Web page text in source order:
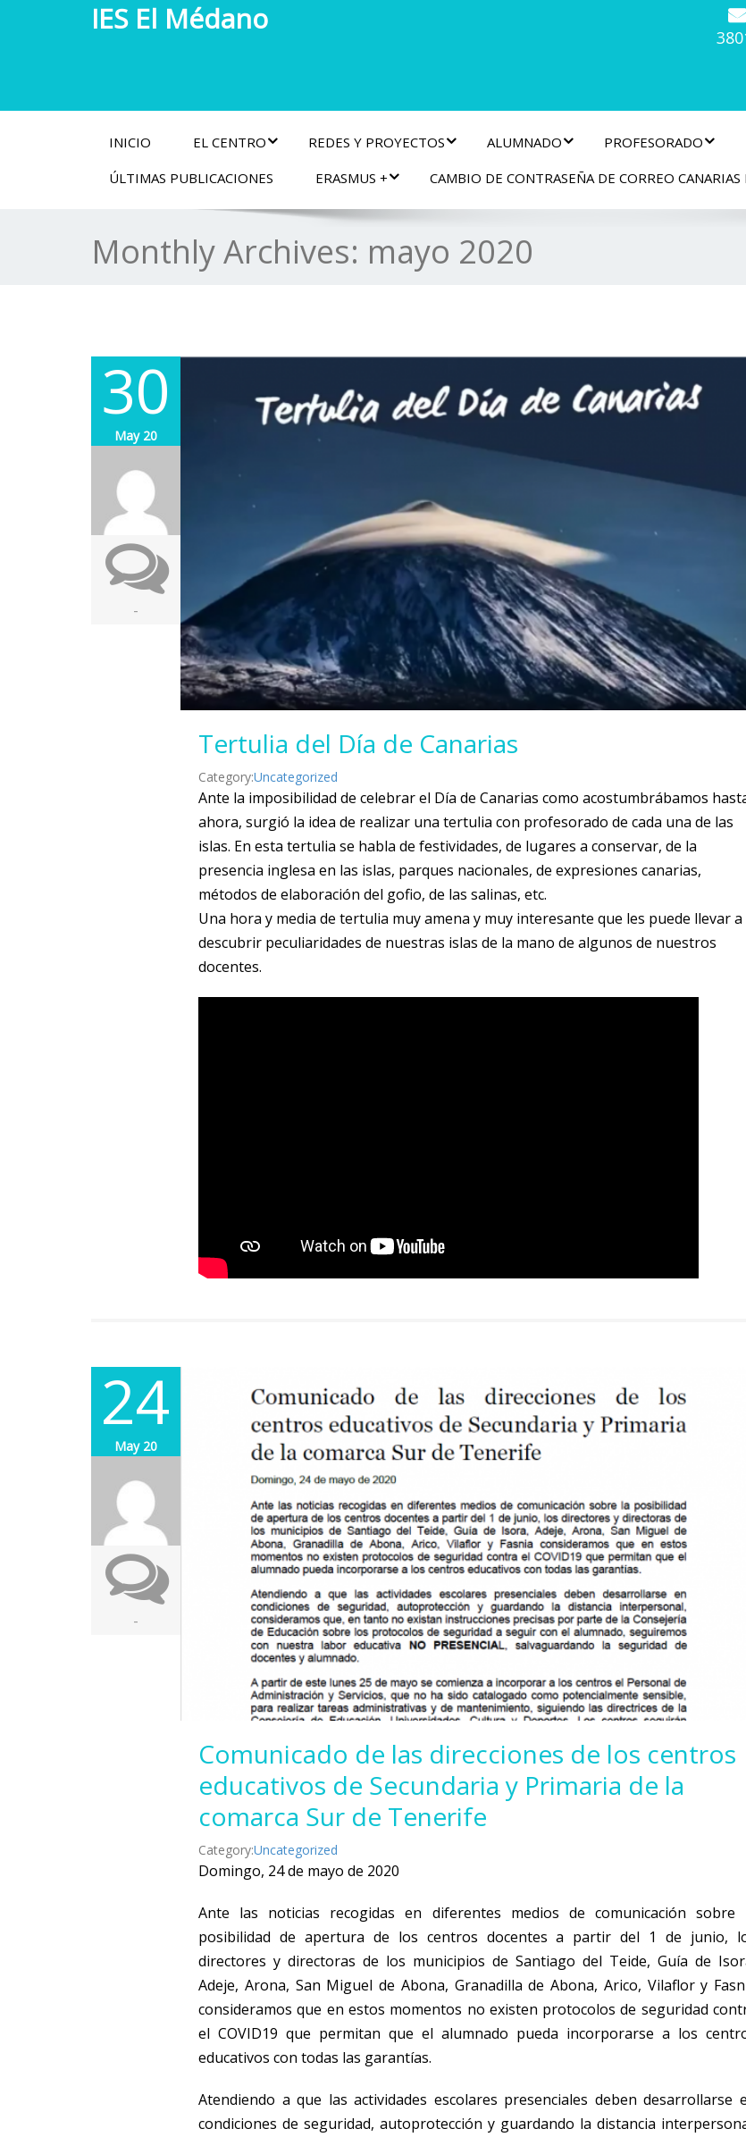
IES El Médano
INICIO EL CENTRO REDES Y PROYECTOS ALUMNADO PROFESORADO
ÚLTIMAS PUBLICACIONES
ERASMUS + CAMBIO DE CONTRASEÑA DE CORREO CANARIAS
Monthly Archives: mayo 2020
30
May 20
-
Tertulia del Día de Canarias
Category:Uncategorized
Ante la imposibilidad de celebrar el Día de Canarias como acostumbrábamos
ahora, surgió la idea de realizar una tertulia con profesorado de cada una de las
islas. En esta tertulia se habla de festividades, de lugares a conservar, de la
presencia inglesa en las islas, parques nacionales, de expresiones canarias,
métodos de elaboración del gofio, de las salinas, etc.
Una hora y media de tertulia muy amena y muy interesante que les puede llevar a
descubrir peculiaridades de nuestras islas de la mano de algunos de nuestros
docentes.
24
May 20
-
Comunicado de las direcciones de los centros
educativos de Secundaria y Primaria de la
comarca Sur de Tenerife
Category:Uncategorized
Domingo, 24 de mayo de 2020
Ante las noticias recogidas en diferentes medios de comunicación sobre
posibilidad de apertura de los centros docentes a partir del 1 de junio,
directores y directoras de los municipios de Santiago del Teide, Guía de
Adeje, Arona, San Miguel de Abona, Granadilla de Abona, Arico, Vilaflor y
consideramos que en estos momentos no existen protocolos de seguridad
el COVID19 que permitan que el alumnado pueda incorporarse a los
educativos con todas las garantías.
Atendiendo a que las actividades escolares presenciales deben desarrollarse
condiciones de seguridad, autoprotección y guardando la distancia